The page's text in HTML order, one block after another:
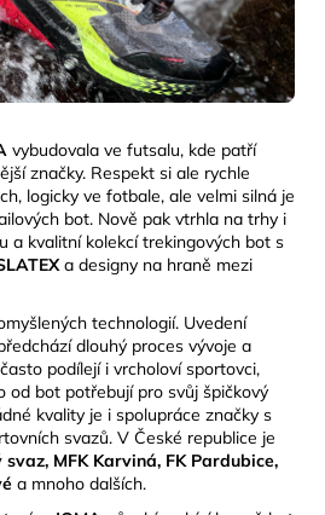
vybudovala ve futsalu, kde patří
značky. Respekt si ale rychle
logicky ve fotbale, ale velmi silná je
bot. Nově pak vtrhla na trhy i
a kvalitní kolekcí trekingových bot s
a designy na hraně mezi
technologií. Uvedení
dlouhý proces vývoje a
podílejí i vrcholoví sportovci,
od bot potřebují pro svůj špičkový
kvality je i spolupráce značky s
svazů. V České republice je
MFK Karviná, FK Pardubice,
a mnoho dalších.